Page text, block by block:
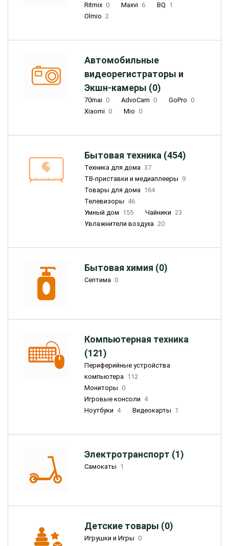
Ritmix 0 Maxvi 6 BQ 1
Olmio 2
Автомобильные
видеорегистраторы и
Экшн-камеры (0)
70mai 0 AdvoCam 0 GoPro 0
Xiaomi 0 Mio 0
Бытовая техника (454)
Техника для дома 37
ТВ-приставки и медиаплееры 9
Товары для дома 164
Телевизоры 46
Умный дом 155 Чайники 23
Увлажнители воздуха 20
Бытовая химия (0)
Септима 0
Компьютерная техника
(121)
Периферийные устройства
компьютера 112
Мониторы 0
Игровые консоли 4
Ноутбуки 4 Видеокарты 1
Электротранспорт (1)
Самокаты 1
Детские товары (0)
Игрушки и Игры 0